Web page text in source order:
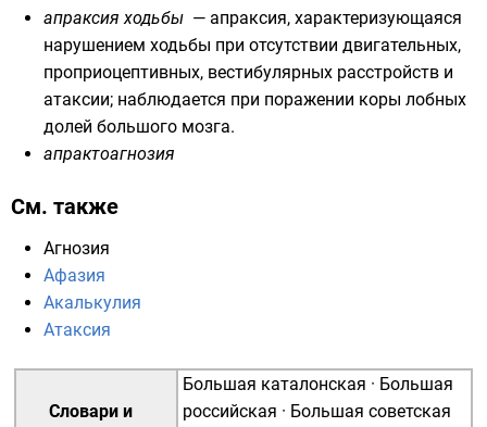
апраксия ходьбы — апраксия, характеризующаяся
нарушением ходьбы при отсутствии двигательных,
проприоцептивных, вестибулярных расстройств и
атаксии; наблюдается при поражении коры лобных
долей большого мозга.
апрактоагнозия
См. также
Агнозия
Афазия
Акалькулия
Атаксия
Словари и
Большая каталонская · Большая
российская · Большая советская